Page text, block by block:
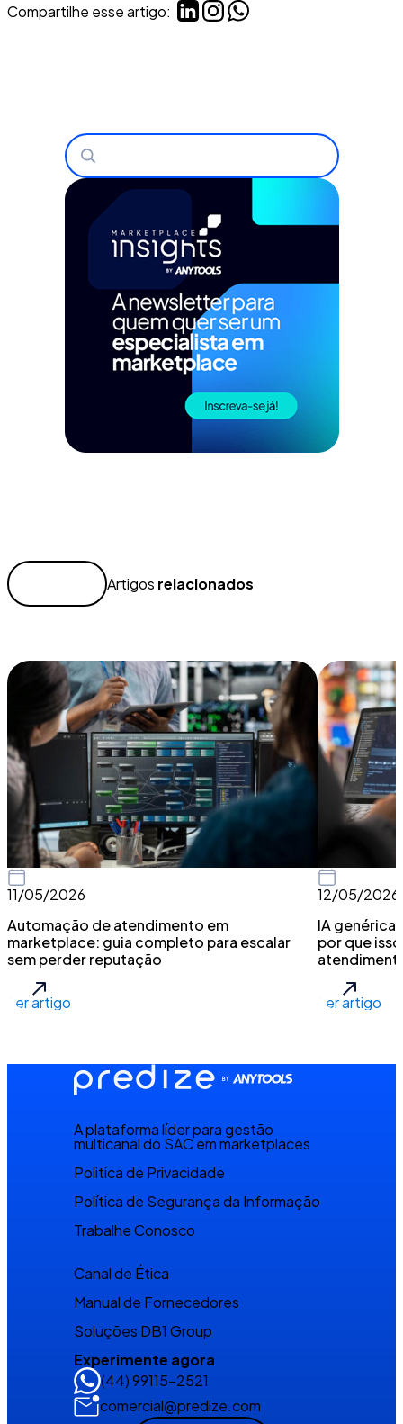
Compartilhe esse artigo:
Buscar
Artigos relacionados
11/05/2026
Automação de atendimento em
marketplace: guia completo para escalar
sem perder reputação
Ler artigo
12/05/2026
IA genérica
por que
Ler artigo
A plataforma líder para gestão
multicanal do SAC em marketplaces
Politica de Privacidade
Política de Segurança da Informação
Trabalhe Conosco
Canal de Ética
Manual de Fornecedores
Soluções DB1 Group
Experimente agora
(44) 99115-2521
comercial@predize.com